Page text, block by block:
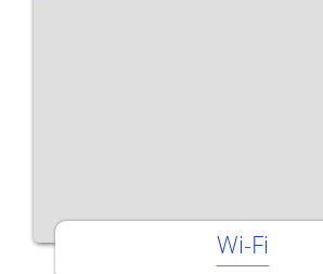
Wi-Fi